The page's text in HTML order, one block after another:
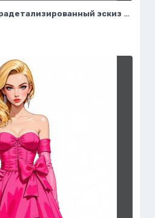
Глянцевый наряд: ультрадетализированный эскиз моды и гламура в стиле пастель. Картинка из нейронной сети Flux Ai